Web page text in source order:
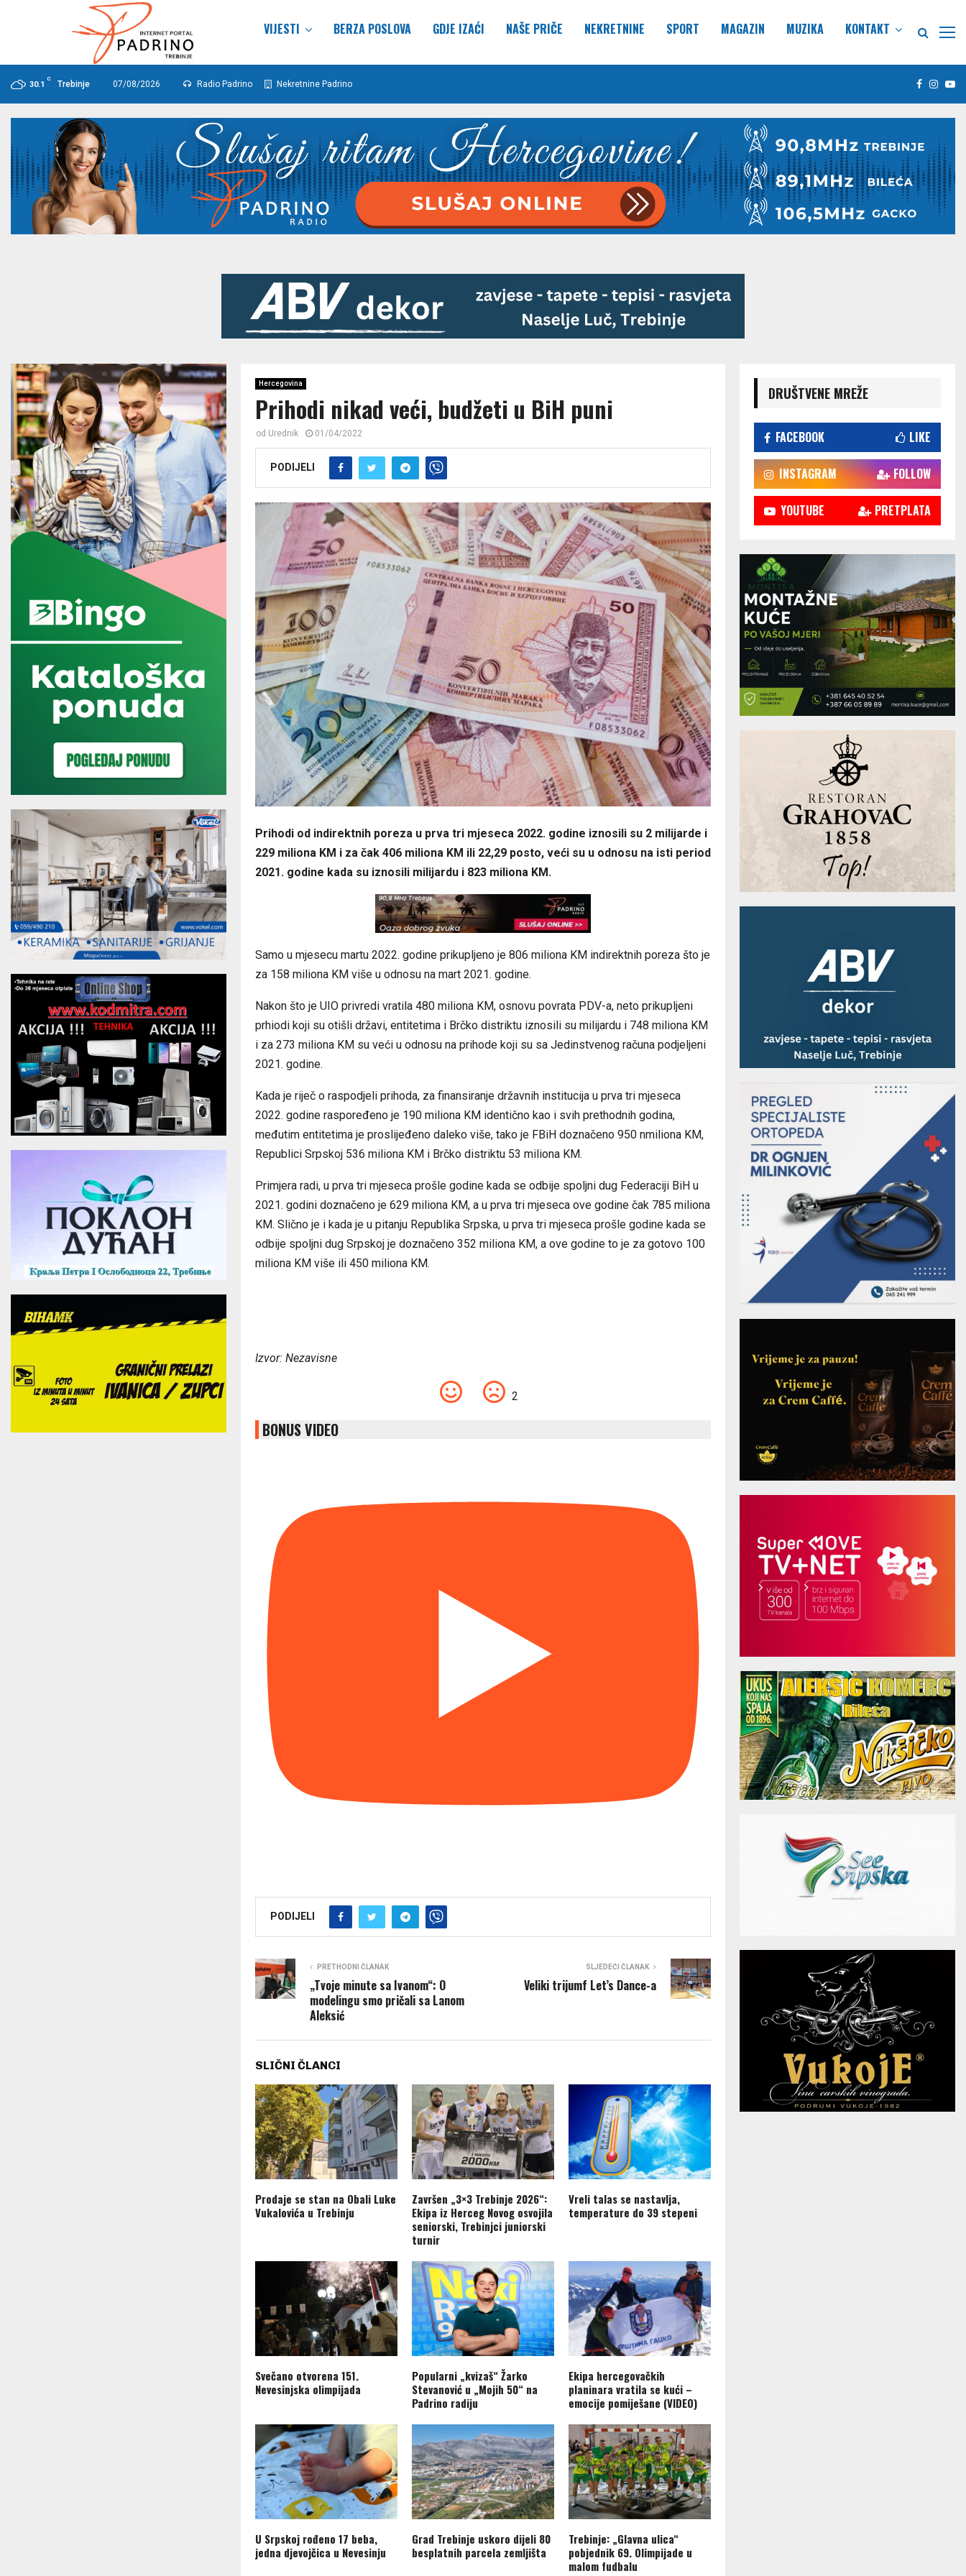
VIJESTI BERZA POSLOVA GDJE IZAĆI NAŠE PRIČE NEKRETNINE SPORT MAGAZIN MUZIKA KONTAKT
30.1
C
Trebinje 07/08/2026 Radio Padrino Nekretnine Padrino Facebook
Hercegovina
Prihodi nikad veći, budžeti u BiH puni
od Urednik 01/04/2022
PODIJELI
Prihodi od indirektnih poreza u prva tri mjeseca 2022. godine iznosili su 2 milijarde i
229 miliona KM i za čak 406 miliona KM ili 22,29 posto, veći su u odnosu na isti period
2021. godine kada su iznosili milijardu i 823 miliona KM.
Samo u mjesecu martu 2022. godine prikupljeno je 806 miliona KM indirektnih poreza što je
za 158 miliona KM više u odnosu na mart 2021. godine.
Nakon što je UIO privredi vratila 480 miliona KM, osnovu povrata PDV-a, neto prikupljeni
prhiodi koji su otišli državi, entitetima i Brčko distriktu iznosili su milijardu i 748 miliona KM
i za 273 miliona KM su veći u odnosu na prihode koji su sa Jedinstvenog računa podjeljeni
2021. godine.
Kada je riječ o raspodjeli prihoda, za finansiranje državnih institucija u prva tri mjeseca
2022. godine raspoređeno je 190 miliona KM identično kao i svih prethodnih godina,
međutim entitetima je proslijeđeno daleko više, tako je FBiH doznačeno 950 nmiliona KM,
Republici Srpskoj 536 miliona KM i Brčko distriktu 53 miliona KM.
Primjera radi, u prva tri mjeseca prošle godine kada se odbije spoljni dug Federaciji BiH u
2021. godini doznačeno je 629 miliona KM, a u prva tri mjeseca ove godine čak 785 miliona
KM. Slično je i kada je u pitanju Republika Srpska, u prva tri mjeseca prošle godine kada se
odbije spoljni dug Srpskoj je doznačeno 352 miliona KM, a ove godine to je za gotovo 100
miliona KM više ili 450 miliona KM.
Izvor: Nezavisne
2
BONUS VIDEO
PODIJELI
PRETHODNI ČLANAK
„Tvoje minute sa Ivanom“: O
modelingu smo pričali sa Lanom
Aleksić
SLJEDEĆI ČLANAK
Veliki trijumf Let’s Dance-a
SLIČNI ČLANCI
Prodaje se stan na Obali Luke
Vukalovića u Trebinju
Završen „3×3 Trebinje 2026“:
Ekipa iz Herceg Novog osvojila
seniorski, Trebinjci juniorski
turnir
Vreli talas se nastavlja,
temperature do 39 stepeni
Svečano otvorena 151.
Nevesinjska olimpijada
Popularni „kvizaš“ Žarko
Stevanović u „Mojih 50“ na
Padrino radiju
Ekipa hercegovačkih
planinara vratila se kući –
emocije pomiješane (VIDEO)
U Srpskoj rođeno 17 beba,
jedna djevojčica u Nevesinju
Grad Trebinje uskoro dijeli 80
besplatnih parcela zemljišta
Trebinje: „Glavna ulica“
pobjednik 69. Olimpijade u
malom fudbalu
DRUŠTVENE MREŽE
FACEBOOK LIKE
INSTAGRAM FOLLOW
YOUTUBE PRETPLATA